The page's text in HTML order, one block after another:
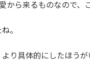
から来るものなので、
。
り具体的にしたほう